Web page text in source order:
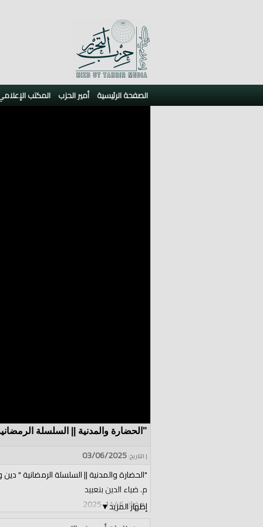
الصفحة الرئيسية أمير الحزب المكتب
"الحضارة والمدنية || السلسلة
| التاريخ:03/06/2025
إظهار المزيد▼
"الحضارة والمدنية || السلسلة الرمضانية "
م. ضياء الدين بنعبيد
رمضان 1446-2025
حــــــــــــزب التحرير تونس